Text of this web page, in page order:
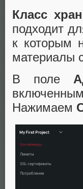
Класс
подходит
к которым
материалы
В поле
Нажимаем